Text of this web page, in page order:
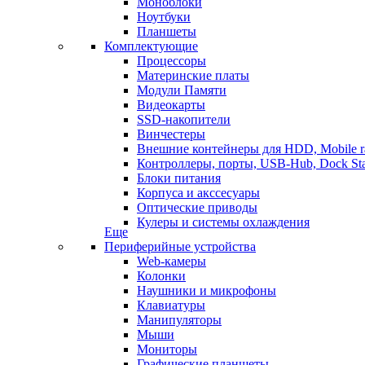
Ноутбуки
Планшеты
Комплектующие
Процессоры
Материнские платы
Модули Памяти
Видеокарты
SSD-накопители
Винчестеры
Внешние контейнеры для HDD, Mobile
Контроллеры, порты, USB-Hub, Dock
Блоки питания
Корпуса и акссесуары
Оптические приводы
Кулеры и системы охлаждения
Еще
Периферийные устройства
Web-камеры
Колонки
Наушники и микрофоны
Клавиатуры
Манипуляторы
Мыши
Мониторы